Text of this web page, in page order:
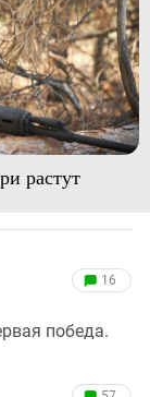
растут
16
победа.